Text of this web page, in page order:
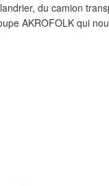
du camion
AKROFOLK qui